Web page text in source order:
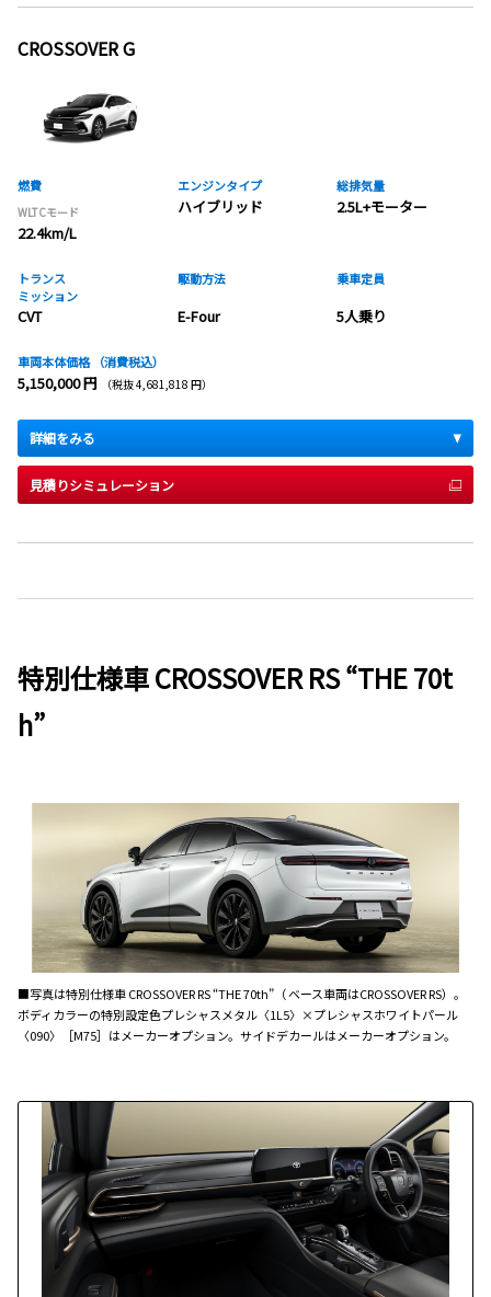
CROSSOVER G
燃費
WLTCモード
22.4km/L
エンジンタイプ
ハイブリッド
総排気量
2.5L+モーター
トランス
ミッション
CVT
駆動方法
E-Four
乗車定員
5人乗り
車両本体価格 （消費税込）
5,150,000 円 （税抜 4,681,818 円）
詳細をみる
見積りシミュレーション
特別仕様車 CROSSOVER RS “THE 70t
h”
■写真は特別仕様車 CROSSOVER RS “THE 70th”（ ベース車両はCROSSOVER RS）。
ボディカラーの特別設定色プレシャスメタル〈1L5〉×プレシャスホワイトパール
〈090〉［M75］はメーカーオプション。サイドデカールはメーカーオプション。